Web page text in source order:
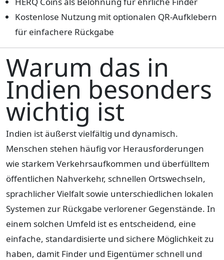
Kostenlose Nutzung mit optionalen QR-Aufklebern
für einfachere Rückgabe
Warum das in
Indien besonders
wichtig ist
Indien ist äußerst vielfältig und dynamisch.
Menschen stehen häufig vor Herausforderungen
wie starkem Verkehrsaufkommen und überfülltem
öffentlichen Nahverkehr, schnellen Ortswechseln,
sprachlicher Vielfalt sowie unterschiedlichen lokalen
Systemen zur Rückgabe verlorener Gegenstände. In
einem solchen Umfeld ist es entscheidend, eine
einfache, standardisierte und sichere Möglichkeit zu
haben, damit Finder und Eigentümer schnell und